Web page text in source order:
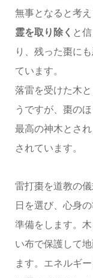
無事となると考
霊を取り除く と
り、残った棗に
ています。
落雷を受けた木
うですが、棗の
最高の神木とさ
されています。
雷打棗を道教の
日を選び、心身
準備をします。
い布で保護して
ます。エネルギ